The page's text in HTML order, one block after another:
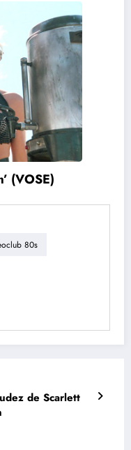
(VOSE)
80s
de Scarlett